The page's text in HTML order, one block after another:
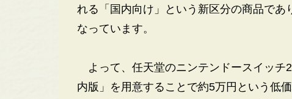
れる「国内向け」という新区分の商品で
なっています。
よって、任天堂のニンテンドースイッチ
内版」を用意することで約5万円という低